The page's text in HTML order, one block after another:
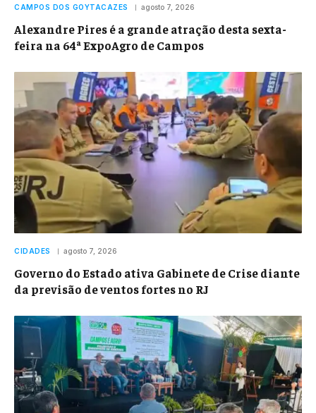
CAMPOS DOS GOYTACAZES agosto 7, 2026
Alexandre Pires é a grande atração desta sexta-
feira na 64ª ExpoAgro de Campos
CIDADES agosto 7, 2026
Governo do Estado ativa Gabinete de Crise diante
da previsão de ventos fortes no RJ